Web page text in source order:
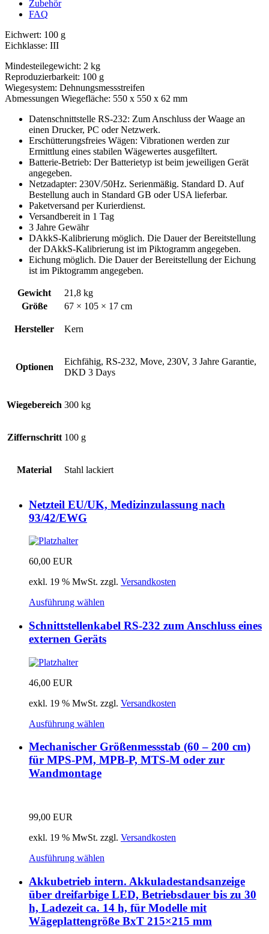
Zubehör
FAQ
Eichwert: 100 g
Eichklasse: III
Mindesteilegewicht: 2 kg
Reproduzierbarkeit: 100 g
Wiegesystem: Dehnungsmessstreifen
Abmessungen Wiegefläche: 550 x 550 x 62 mm
Datenschnittstelle RS-232: Zum Anschluss der Waage an
einen Drucker, PC oder Netzwerk.
Erschütterungsfreies Wägen: Vibrationen werden zur
Ermittlung eines stabilen Wägewertes ausgefiltert.
Batterie-Betrieb: Der Batterietyp ist beim jeweiligen Gerät
angegeben.
Netzadapter: 230V/50Hz. Serienmäßig. Standard D. Auf
Bestellung auch in Standard GB oder USA lieferbar.
Paketversand per Kurierdienst.
Versandbereit in 1 Tag
3 Jahre Gewähr
DAkkS-Kalibrierung möglich. Die Dauer der Bereitstellung
der DAkkS-Kalibrierung ist im Piktogramm angegeben.
Eichung möglich. Die Dauer der Bereitstellung der Eichung
ist im Piktogramm angegeben.
Gewicht
21,8 kg
Größe
67 × 105 × 17 cm
Hersteller Kern
Optionen
Eichfähig, RS-232, Move, 230V, 3 Jahre Garantie,
DKD 3 Days
Wiegebereich 300 kg
Ziffernschritt 100 g
Material Stahl lackiert
Netzteil EU/UK, Medizinzulassung nach
93/42/EWG
60,00 EUR
exkl. 19 % MwSt. zzgl. Versandkosten
Ausführung wählen
Schnittstellenkabel RS-232 zum Anschluss eines
externen Geräts
46,00 EUR
exkl. 19 % MwSt. zzgl. Versandkosten
Ausführung wählen
Mechanischer Größenmessstab (60 – 200 cm)
für MPS-PM, MPB-P, MTS-M oder zur
Wandmontage
99,00 EUR
exkl. 19 % MwSt. zzgl. Versandkosten
Ausführung wählen
Akkubetrieb intern. Akkuladestandsanzeige
über dreifarbige LED, Betriebsdauer bis zu 30
h, Ladezeit ca. 14 h, für Modelle mit
Wägeplattengröße BxT 215×215 mm